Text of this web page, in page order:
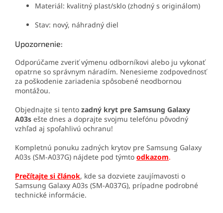
Materiál: kvalitný plast/sklo (zhodný s originálom)
Stav: nový, náhradný diel
Upozornenie:
Odporúčame zveriť výmenu odborníkovi alebo ju vykonať
opatrne so správnym náradím. Nenesieme zodpovednosť
za poškodenie zariadenia spôsobené neodbornou
montážou.
Objednajte si tento zadný kryt pre Samsung Galaxy
A03s ešte dnes a doprajte svojmu telefónu pôvodný
vzhľad aj spoľahlivú ochranu!
Kompletnú ponuku zadných krytov pre Samsung Galaxy
A03s (SM-A037G) nájdete pod týmto odkazom.
Prečítajte si článok, kde sa dozviete zaujímavosti o
Samsung Galaxy A03s (SM-A037G), prípadne podrobné
technické informácie.